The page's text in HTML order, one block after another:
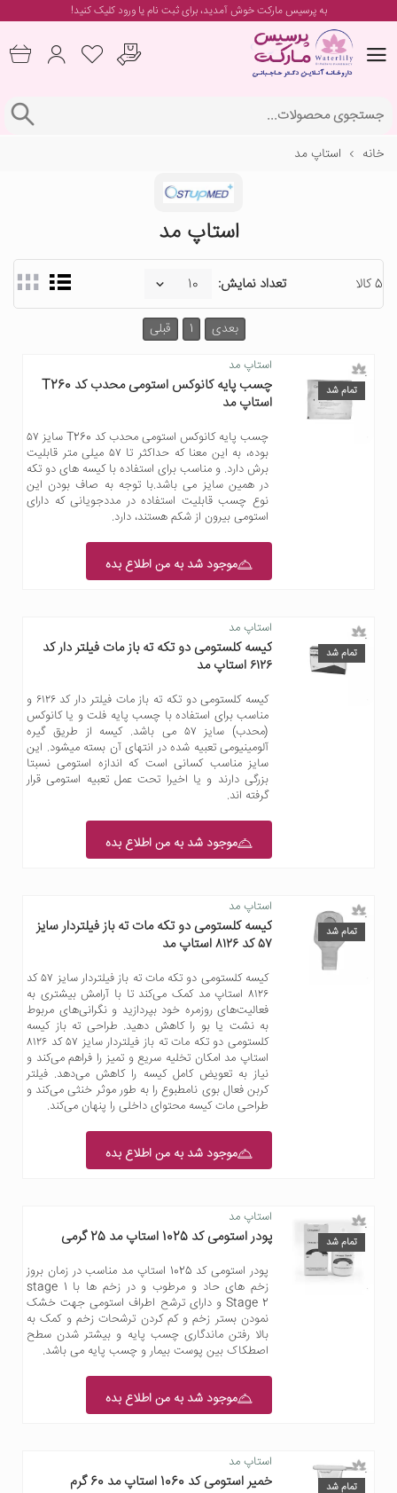
به پرسیس مارکت خوش آمدید، برایثبت نام یا ورودکلیک کنید!
خانه استاپ مد
استاپ مد
5 کالا تعداد نمایش:
قبلی 1 بعدی
تمام شد
استاپ مد
چسب پایه کانوکس استومی محدب کد T260
استاپ مد
چسب پایه کانوکس استومی محدب کد T260 سایز ۵۷
بوده، به این معنا که حداکثر تا ۵۷ میلی متر قابلیت
برش دارد. و مناسب برای استفاده با کیسه های دو تکه
در همین سایز می باشد.با توجه به صاف بودن این
نوع چسب قابلیت استفاده در مددجویانی که دارای
استومی بیرون از شکم هستند، دارد.
موجود شد به من اطلاع بده
تمام شد
استاپ مد
کیسه کلستومی دو تکه ته باز مات فیلتر دار کد
۶۱۲۶ استاپ مد
کیسه کلستومی دو تکه ته باز مات فیلتر دار کد ۶۱۲۶ و
مناسب برای استفاده با چسب پایه فلت و یا کانوکس
(محدب) سایز ۵۷ می باشد. کیسه از طریق گیره
آلومینیومی تعبیه شده در انتهای آن بسته میشود. این
سایز مناسب کسانی است که اندازه استومی نسبتا
بزرگی دارند و یا اخیرا تحت عمل تعبیه استومی قرار
گرفته اند.
موجود شد به من اطلاع بده
تمام شد
استاپ مد
کیسه کلستومی دو تکه مات ته باز فیلتردار سایز
۵۷ کد ۸۱۲۶ استاپ مد
کیسه کلستومی دو تکه مات ته باز فیلتردار سایز ۵۷ کد
۸۱۲۶ استاپ مد کمک می‌کند تا با آرامش بیشتری به
فعالیت‌های روزمره خود بپردازید و نگرانی‌های مربوط
به نشت یا بو را کاهش دهید. طراحی ته باز کیسه
کلستومی دو تکه مات ته باز فیلتردار سایز ۵۷ کد ۸۱۲۶
استاپ مد امکان تخلیه سریع و تمیز را فراهم می‌کند و
نیاز به تعویض کامل کیسه را کاهش می‌دهد. فیلتر
کربن فعال بوی نامطبوع را به طور موثر خنثی می‌کند و
طراحی مات کیسه محتوای داخلی را پنهان می‌کند.
موجود شد به من اطلاع بده
تمام شد
استاپ مد
پودر استومی کد 1025 استاپ مد 25 گرمی
پودر استومی کد 1025 استاپ مد مناسب در زمان بروز
زخم های حاد و مرطوب و در زخم ها با stage 1
Stage 2 و دارای ترشح اطراف استومی جهت خشک
نمودن بستر زخم و کم کردن ترشحات زخم و کمک به
بالا رفتن ماندگاری چسب پایه و بیشتر شدن سطح
اصطکاک بین پوست بیمار و چسب پایه می باشد.
موجود شد به من اطلاع بده
تمام شد
استاپ مد
خمیر استومی کد 1060 استاپ مد 60 گرم